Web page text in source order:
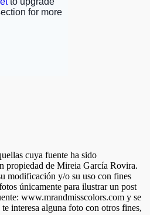
cuya fuente ha sido
propiedad de Mireia García Rovira.
modificación y/o su uso con fines
únicamente para ilustrar un post
www.mrandmisscolors.com y se
interesa alguna foto con otros fines,